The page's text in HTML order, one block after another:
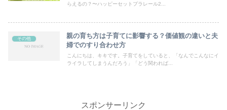
らえるの？〜ハッピーセットプラレール2...
その他
親の育ち方は子育てに影響する？価値観の違いと夫
婦でのすり合わせ方
こんにちは、キキです。子育てをしていると、「なんでこんなにイ
ライラしてしまうんだろう」「どう関われば...
スポンサーリンク